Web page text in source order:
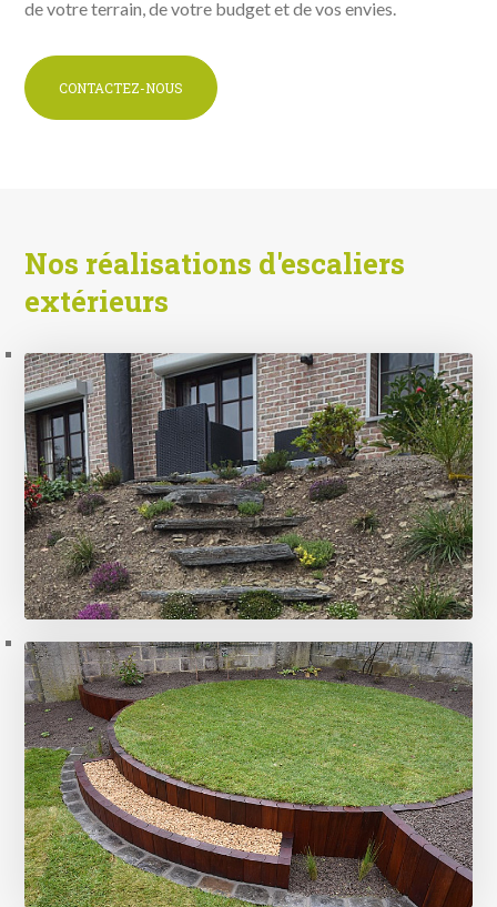
de votre terrain, de votre budget et de vos envies.
CONTACTEZ-NOUS
Nos réalisations d'escaliers
extérieurs
Escaliers
11 photos